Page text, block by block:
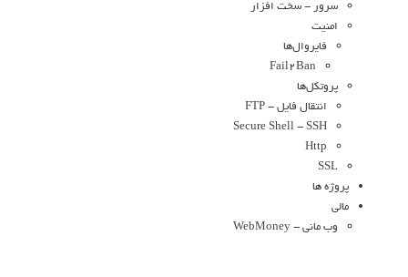
سرور - سخت افزار
امنیت
فایروال‌ها
Fail2Ban
پروتکل‌ها
انتقال فایل - FTP
Secure Shell - SSH
Http
SSL
پروژه ها
مالی
وب مانی - WebMoney